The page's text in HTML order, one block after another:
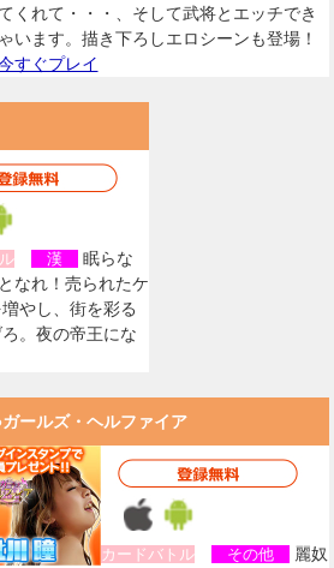
くれて・・・、そして武将とエッチでき
います。描き下ろしエロシーンも登場！
すぐプレイ
漢
眠らな
なれ！売られたケ
やし、街を彩る
。夜の帝王にな
ガールズ・ヘルファイア
カードバトル その他
麗奴